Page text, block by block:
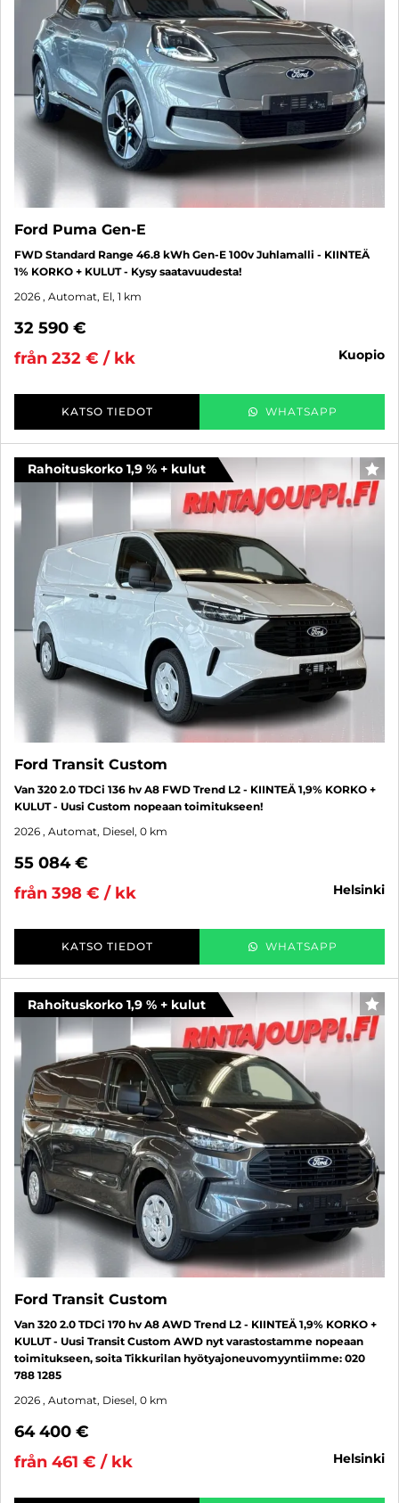
Ford Puma Gen-E
FWD Standard Range 46.8 kWh Gen-E 100v Juhlamalli - KIINTEÄ
1% KORKO + KULUT - Kysy saatavuudesta!
2026 , Automat, El, 1 km
32 590 €
från 232 € / kk
kuopio
KATSO TIEDOT WHATSAPP
Rahoituskorko 1,9 % + kulut
Ford Transit Custom
Van 320 2.0 TDCi 136 hv A8 FWD Trend L2 - KIINTEÄ 1,9% KORKO +
KULUT - Uusi Custom nopeaan toimitukseen!
2026 , Automat, Diesel, 0 km
55 084 €
från 398 € / kk
helsinki
KATSO TIEDOT WHATSAPP
Rahoituskorko 1,9 % + kulut
Ford Transit Custom
Van 320 2.0 TDCi 170 hv A8 AWD Trend L2 - KIINTEÄ 1,9% KORKO +
KULUT - Uusi Transit Custom AWD nyt varastostamme nopeaan
toimitukseen, soita Tikkurilan hyötyajoneuvomyyntiimme: 020
788 1285
2026 , Automat, Diesel, 0 km
64 400 €
från 461 € / kk
helsinki